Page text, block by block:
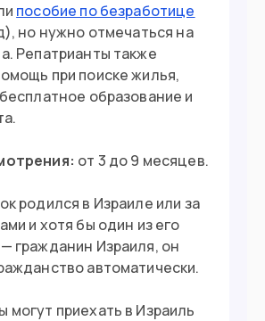
пособие по безработице
но нужно отмечаться на
Репатрианты также
при поиске жилья,
образование и
от 3 до 9 месяцев.
родился в Израиле или за
и хотя бы один из его
гражданин Израиля, он
автоматически.
могут приехать в Израиль